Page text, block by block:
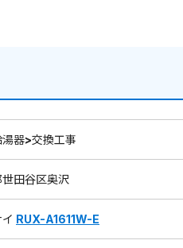
湯器>交換工事
田谷区奥沢
RUX-A1611W-E